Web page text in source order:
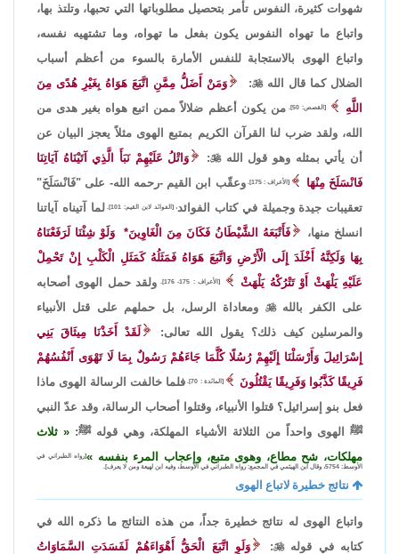
شهوات كثيرة، النفوس تأمر بتحصيل مطلوباتها التي تحبها، وتلتذ بها،
واتباع ما تهواه النفوس يكون بفعل ما تهواه، وما تشتهيه نفسه،
واتباع الهوى بالاستجابة للنفس الأمارة بالسوء من أعظم أسباب
الضلال كما قال الله
:
وَمَنْ أَضَلُّ مِمَّنِ اتَّبَعَ هَوَاهُ بِغَيْرِ هُدًى مِنَ
اللَّهِ
[القصص: 50].
من يكون أعظم ضلالاً ممن اتبع هواه بغير هدى من
الله، ولقد ضرب لنا القرآن الكريم بمتبع الهوى مثلاً يعجز البيان عن
أن يأتي بمثله وهو قول الله
:
وَاتْلُ عَلَيْهِمْ نَبَأَ الَّذِي آتَيْنَاهُ آيَاتِنَا
فَانْسَلَخَ مِنْهَا
[الأعراف : 175].
وعقّب ابن القيم -رحمه الله- على "فَانْسَلَخَ"
تعقيبات جيدة وجميلة في كتاب الفوائد، [الفوائد لابن القيم: 101].
لما آتيناه آياتنا
انسلخ منها،
فَأَتْبَعَهُ الشَّيْطَانُ فَكَانَ مِنَ الْغَاوِينَ* وَلَوْ شِئْنَا لَرَفَعْنَاهُ
بِهَا وَلَكِنَّهُ أَخْلَدَ إِلَى الْأَرْضِ وَاتَّبَعَ هَوَاهُ فَمَثَلُهُ كَمَثَلِ الْكَلْبِ إِنْ تَحْمِلْ
عَلَيْهِ يَلْهَثْ أَوْ تَتْرُكْهُ يَلْهَثْ
[الأعراف : 175- 176].
ولقد حمل الهوى أصحابه
على الكفر بالله ومعاداة الرسل، بل حملهم على قتل الأنبياء
والمرسلين كيف ذلك؟ يقول الله تعالى:
لَقَدْ أَخَذْنَا مِيثَاقَ بَنِي
إِسْرَائِيلَ وَأَرْسَلْنَا إِلَيْهِمْ رُسُلًا كُلَّمَا جَاءَهُمْ رَسُولٌ بِمَا لَا تَهْوَى أَنْفُسُهُمْ
فَرِيقًا كَذَّبُوا وَفَرِيقًا يَقْتُلُونَ
[المائدة : 70].
فلما خالفت الرسالة الهوى ماذا
فعل بنو إسرائيل؟ قتلوا الأنبياء، وقتلوا أصحاب الرسالة، وقد عدّ النبي
ﷺ الهوى واحداً من الثلاثة الأشياء المهلكة، وهي قوله ﷺ:
ثلاث
مهلكات، شح مطاع، وهوى متبع، وإعجاب المرء بنفسه
[رواه الطبراني في
الأوسط: 5754، وقال ابن الهيثمي في المجمع: رواه الطبراني في الأوسط، وفيه ابن لهيعة ومن لا يعرف].
نتائج خطيرة لاتباع الهوى
واتباع الهوى له نتائج خطيرة جداً، من هذه النتائج ما ذكره الله في
كتابه في قوله
:
وَلَوِ اتَّبَعَ الْحَقُّ أَهْوَاءَهُمْ لَفَسَدَتِ السَّمَاوَاتُ